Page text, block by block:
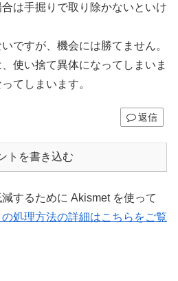
は手掘りで取り除かないといけ
ですが、機会には勝てません。
使い捨て異体になってしまいま
てしまいます。
返信
トを書き込む
するために Akismet を使って
処理方法の詳細はこちらをご覧